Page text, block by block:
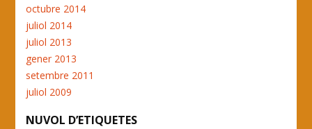
octubre 2014
juliol 2014
juliol 2013
gener 2013
setembre 2011
juliol 2009
NUVOL D’ETIQUETES